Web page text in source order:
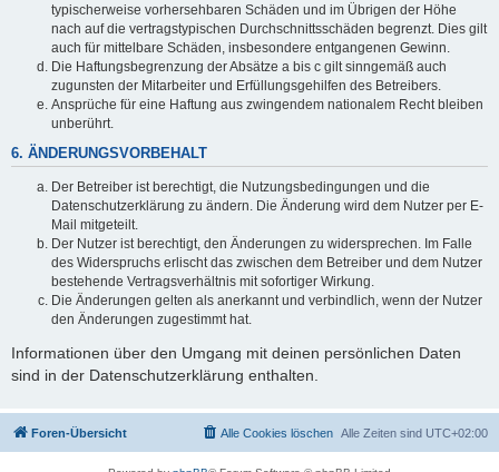
typischerweise vorhersehbaren Schäden und im Übrigen der Höhe
nach auf die vertragstypischen Durchschnittsschäden begrenzt. Dies gilt
auch für mittelbare Schäden, insbesondere entgangenen Gewinn.
Die Haftungsbegrenzung der Absätze a bis c gilt sinngemäß auch
zugunsten der Mitarbeiter und Erfüllungsgehilfen des Betreibers.
Ansprüche für eine Haftung aus zwingendem nationalem Recht bleiben
unberührt.
6. ÄNDERUNGSVORBEHALT
Der Betreiber ist berechtigt, die Nutzungsbedingungen und die
Datenschutzerklärung zu ändern. Die Änderung wird dem Nutzer per E-
Mail mitgeteilt.
Der Nutzer ist berechtigt, den Änderungen zu widersprechen. Im Falle
des Widerspruchs erlischt das zwischen dem Betreiber und dem Nutzer
bestehende Vertragsverhältnis mit sofortiger Wirkung.
Die Änderungen gelten als anerkannt und verbindlich, wenn der Nutzer
den Änderungen zugestimmt hat.
Informationen über den Umgang mit deinen persönlichen Daten
sind in der Datenschutzerklärung enthalten.
Foren-Übersicht Alle Zeiten sind UTC+02:00
Alle Cookies löschen